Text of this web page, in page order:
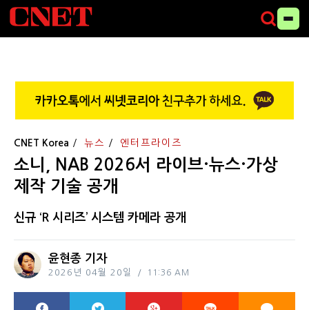
CNET Korea 뉴스 엔터프라이즈
소니, NAB 2026서 라이브·뉴스·가상
제작 기술 공개
신규 ‘R 시리즈’ 시스템 카메라 공개
윤현종 기자
2026년 04월 20일 11:36 AM